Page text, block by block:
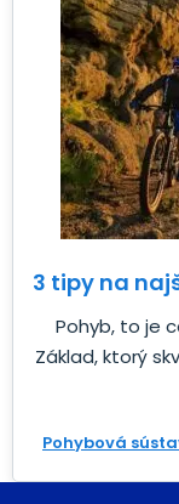
3 tipy na
Pohyb, to je
Základ, ktorý
Pohybová